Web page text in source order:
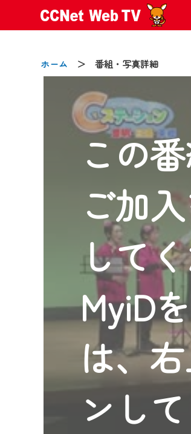
ホーム ＞ 番組・写真詳細
この
ご加
して
MyiD
は、
ンし
2024/09/02
動画配信サー
【変更点】
◆デザイン変更
◆当社アプリや
CCNetサービス
【ご注意】
2024年9月24日
『CCNet Web
CCNetサービ
何卒、ご理解
※マイページへ
※MyIDとは、
IDはお客様が
（GmailやYahoo
※マイページへ